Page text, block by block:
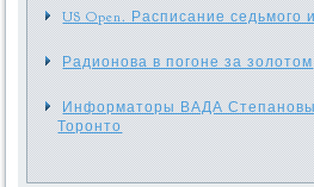
US Open. Расписание седьмого
Радионова в погоне за золотом
Информаторы ВАДА Степановы
Торонто